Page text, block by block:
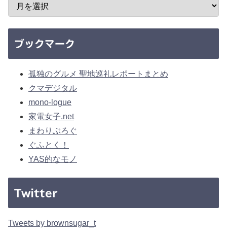
ブックマーク
孤独のグルメ 聖地巡礼レポートまとめ
クマデジタル
mono-logue
家電女子.net
まわりぶろぐ
ぐふとく！
YAS的なモノ
Twitter
Tweets by brownsugar_t